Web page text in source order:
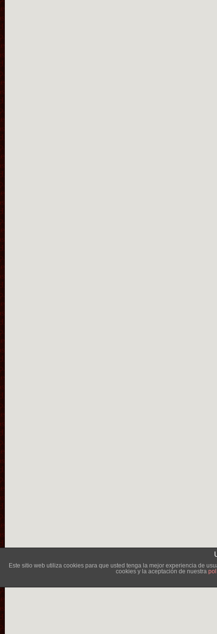
Este sitio web utiliza cookies para que usted tenga la mejor experiencia de
cookies y la aceptación de nuestra